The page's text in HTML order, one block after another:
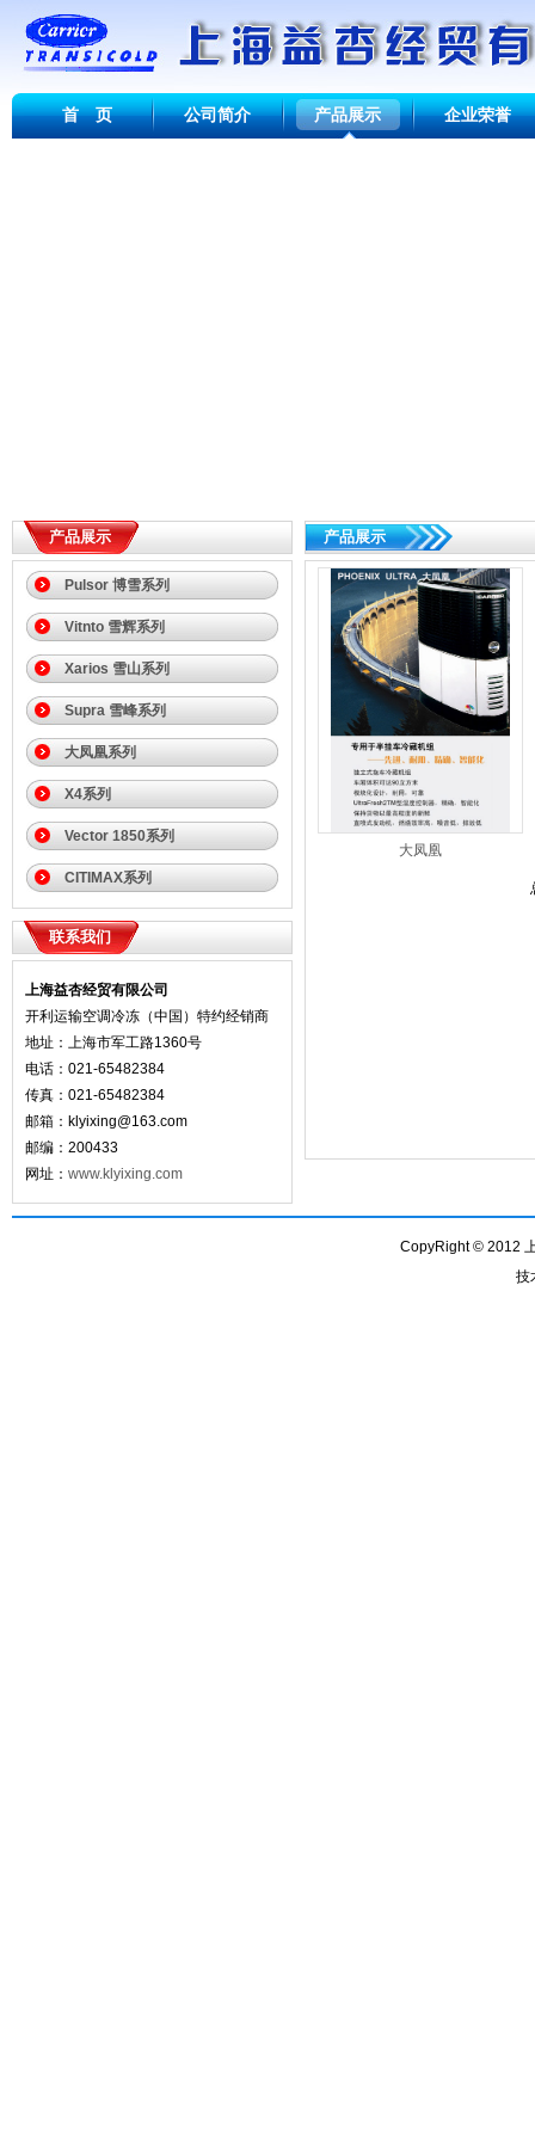
首 页 公司简介 产品展示 企业荣誉
产品展示
Pulsor 博雪系列
Vitnto 雪辉系列
Xarios 雪山系列
Supra 雪峰系列
大凤凰系列
X4系列
Vector 1850系列
CITIMAX系列
联系我们
上海益杏经贸有限公司
开利运输空调冷冻（中国）特约经销商
地址：上海市军工路1360号
电话：021-65482384
传真：021-65482384
邮箱： klyixing@163.com
邮编：200433
网址： www.klyixing.com
产品展示
大凤凰
CopyRight © 2012
技